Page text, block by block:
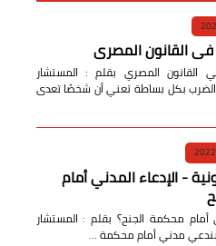
القانون المصري
القانون المصري بقلم : المستشار
بكل بساطة تعني أن شخصًا تعدى
- الإدعاء المدني أمام
أمام محكمة الجنح؟ بقلم : المستشار
بندعي مدني أمام محكمة …